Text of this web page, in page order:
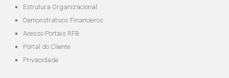
Estrutura Organizacional
Demonstrativos Financeiros
Acesso Portais RFB
Portal do Cliente
Privacidade